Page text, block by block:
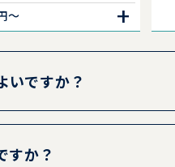
～
いですか？
だけ早く確認したい方は
会議室オプションを検討
すか？